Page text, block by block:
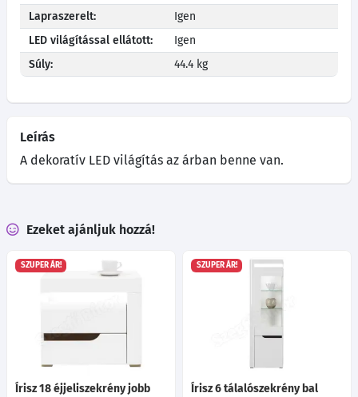
Lapraszerelt:
Igen
LED világítással ellátott:
Igen
Súly:
44.4 kg
Leírás
A dekoratív LED világítás az árban benne van.
Ezeket ajánljuk hozzá!
SZUPER ÁR!
Írisz 18 éjjeliszekrény jobb
SZUPER ÁR!
Írisz 6 tálalószekrény bal